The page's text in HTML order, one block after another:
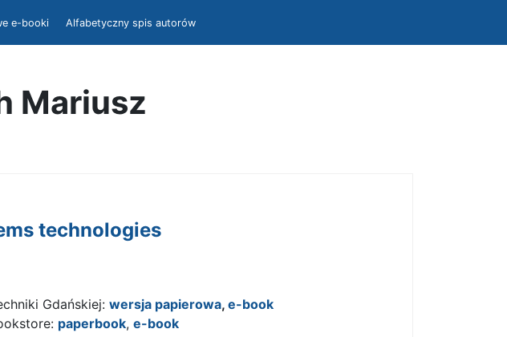
e-booki Alfabetyczny spis autorów
Mariusz
technologies
Gdańskiej:wersja papierowa,e-book
paperbook,e-book